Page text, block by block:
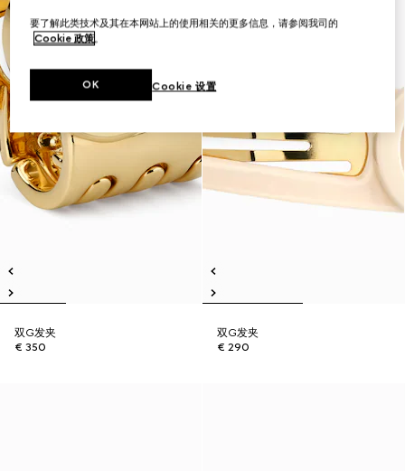
双G发夹
€ 350
双G发夹
€ 290
要了解此类技术及其在本网站上的使用相关的更多信息，请参阅我司的
Cookie 政策。
Cookie 设置
OK